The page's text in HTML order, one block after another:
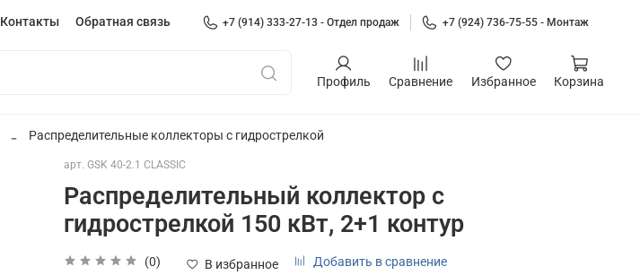
Контакты Обратная связь +7 (914) 333-27-13 - Отдел продаж +7 (924) 736-75-55 - Монтаж
Профиль Сравнение Избранное Корзина
Распределительные коллекторы с гидрострелкой
арт. GSK 40-2.1 CLASSIC
Распределительный коллектор с
гидрострелкой 150 кВт, 2+1 контур
(0) В избранное Добавить в сравнение